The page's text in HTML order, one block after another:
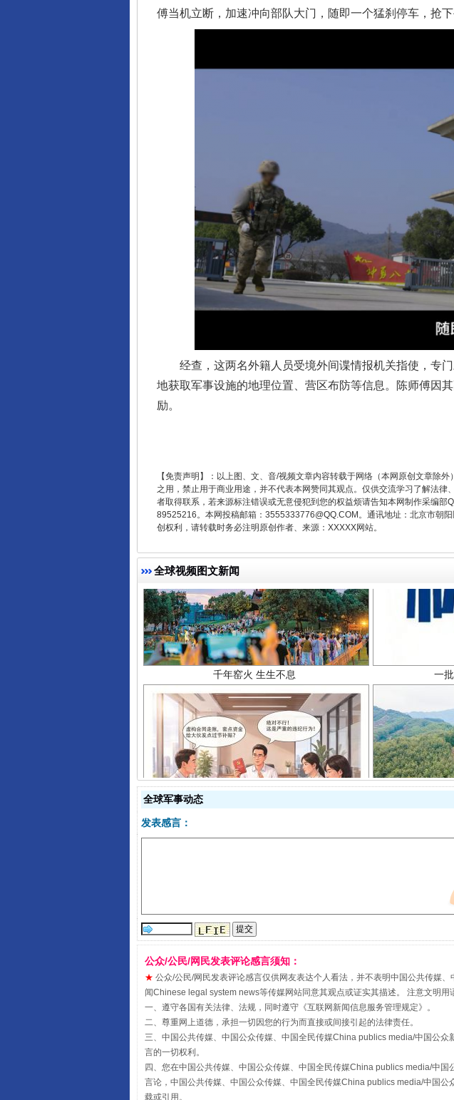
傅当机立断，加速冲向部队大门，随即一个猛刹停车，抢
经查，这两名外籍人员受境外间谍情报机关指使，专门
地获取军事设施的地理位置、营区布防等信息。陈师傅因
励。
【免责声明】：以上图、文、音/视频文章内容转载于网络（本网原创文章除
之用，禁止用于商业用途，并不代表本网赞同其观点。仅供交流学习了解法
者取得联系，若来源标注错误或无意侵犯到您的权益烦请告知本网制作采编
89525216。本网投稿邮箱：3555333776@QQ.COM。通讯地址：北京市朝
创权利，请转载时务必注明原创作者、来源：XXXXX网站。
全球视频图文新闻
完善运行机制助力责任有效落实 一纸欠
千年窑火 生生不息
揭开“小金库”的免责幌子
受贿1.44亿！段成刚被判无期 从幼儿
全球军事动态
发表感言：
公众/公民/网民发表评论感言须知：
★ 公众/公民/网民发表评论感言仅供网友表达个人看法，并不表明中国公共传媒
闻Chinese legal system news等传媒网站同意其观点或证实其描述。 注意文明用
一、遵守各国有关法律、法规，同时遵守《互联网新闻信息服务管理规定》。
二、尊重网上道德，承担一切因您的行为而直接或间接引起的法律责任。
三、中国公共传媒、中国公众传媒、中国全民传媒China publics media/中国公
言的一切权利。
四、您在中国公共传媒、中国公众传媒、中国全民传媒China publics media/中
言论，中国公共传媒、中国公众传媒、中国全民传媒China publics media/中国
载或引用。